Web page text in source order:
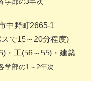
中野町2665-1
で15～20分程度)
・工(56～55)・建築
学部の1～2年次